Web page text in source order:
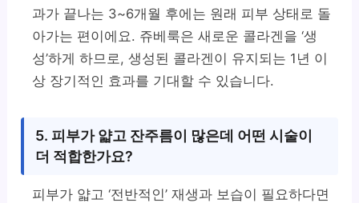
과가 끝나는 3~6개월 후에는 원래 피부 상태로 돌
아가는 편이에요. 쥬베룩은 새로운 콜라겐을 ‘생
성’하게 하므로, 생성된 콜라겐이 유지되는 1년 이
상 장기적인 효과를 기대할 수 있습니다.
5. 피부가 얇고 잔주름이 많은데 어떤 시술이
더 적합한가요?
피부가 얇고 ‘전반적인’ 재생과 보습이 필요하다면